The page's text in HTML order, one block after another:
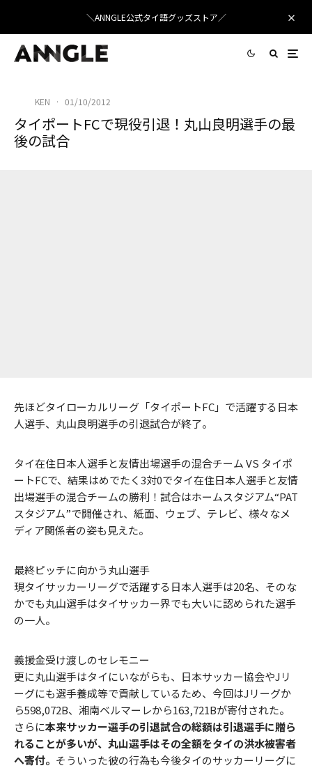
＼ANNGLE公式タイ語グッズストア／
KEN · 01/10/2012
タイポートFCで現役引退！丸山良明選手の最
後の試合
先ほどタイローカルリーグ「タイポートFC」で活躍する日本
人選手、丸山良明選手の引退試合が終了。
タイ在住日本人選手と友情出場選手の混合チーム VS タイポ
ートFCで、結果はめでたく3対0でタイ在住日本人選手と友情
出場選手の混合チームの勝利！試合はホームスタジアム“PAT
スタジアム”で開催され、紙面、ウェブ、テレビ、様々なメ
ディア関係者の姿も見えた。
最終ピッチに向かう丸山選手
現タイサッカーリーグで活躍する日本人選手は20名、そのな
かでも丸山選手はタイサッカー界でも大いに認められた選手
の一人。
義援金受け渡しのセレモニー
更に丸山選手はタイにいながらも、日本サッカー協会やJリ
ーグにも選手養成等で貢献しているため、今回はJリーグか
ら598,072B、湘南ベルマーレから163,721Bが寄付された。
さらに本来サッカー選手の引退試合の総額は引退選手に贈ら
れることが多いが、丸山選手はその全額をタイの洪水被害者
へ寄付。 そういった彼の行為も今後タイのサッカーリーグに